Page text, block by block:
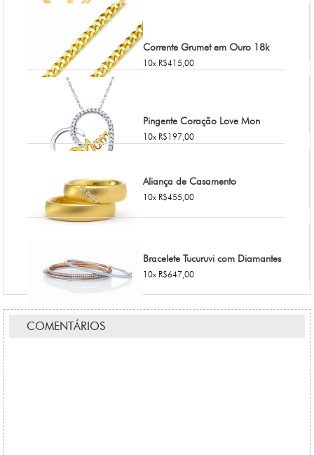
Corrente Grumet em Ouro 18k
10x R$415,00
Pingente Coração Love Mon
10x R$197,00
Aliança de Casamento
10x R$455,00
Bracelete Tucuruvi com Diamantes
10x R$647,00
COMENTÁRIOS